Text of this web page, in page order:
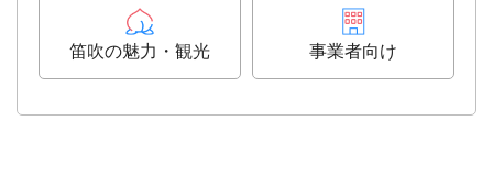
笛吹の魅力・観光 事業者向け